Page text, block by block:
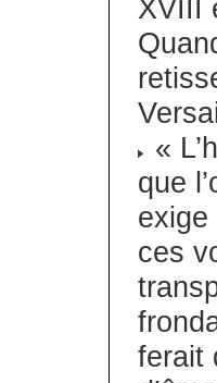
XVIII
«
que
exige
ces
ferait